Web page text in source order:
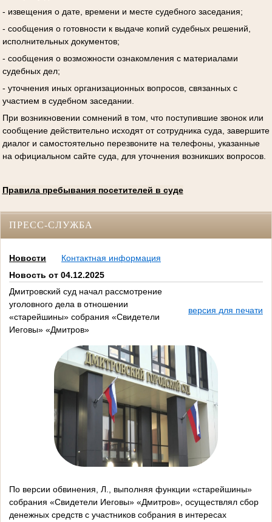
- извещения о дате, времени и месте судебного заседания;
- сообщения о готовности к выдаче копий судебных решений,
исполнительных документов;
- сообщения о возможности ознакомления с материалами
судебных дел;
- уточнения иных организационных вопросов, связанных с
участием в судебном заседании.
При возникновении сомнений в том, что поступившие звонок или
сообщение действительно исходят от сотрудника суда, завершите
диалог и самостоятельно перезвоните на телефоны, указанные
на официальном сайте суда, для уточнения возникших вопросов.
Правила пребывания посетителей в суде
ПРЕСС-СЛУЖБА
Новости
Контактная информация
Новость от 04.12.2025
Дмитровский суд начал рассмотрение
уголовного дела в отношении
«старейшины» собрания «Свидетели
Иеговы» «Дмитров»
версия для печати
По версии обвинения, Л., выполняя функции «старейшины»
собрания «Свидетели Иеговы» «Дмитров», осуществлял сбор
денежных средств с участников собрания в интересах